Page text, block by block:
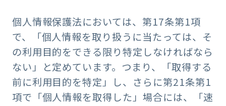
個人情報保護法においては、第17条第1項
で、「個人情報を取り扱うに当たっては、そ
の利用目的をできる限り特定しなければなら
ない」と定めています。つまり、「取得する
前に利用目的を特定」し、さらに第21条第1
項で「個人情報を取得した」場合には、「速